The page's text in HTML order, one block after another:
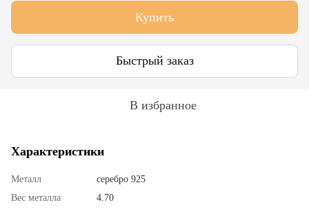
Купить
Быстрый заказ
В избранное
Характеристики
Металл
серебро 925
Вес металла
4.70